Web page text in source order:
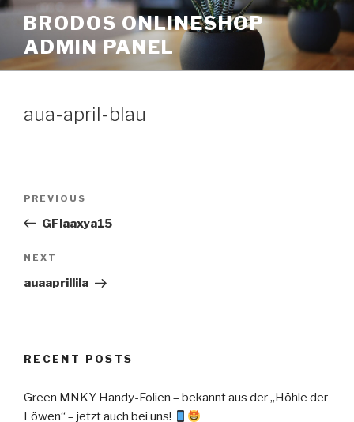
Skip
content
BRODOS ONLINESHOP
ADMIN PANEL
aua-april-blau
Previous
Post
PREVIOUS
GFlaaxya15
Next
Post
NEXT
auaaprillila
RECENT POSTS
Green MNKY Handy-Folien – bekannt aus der „Höhle der
Löwen“ – jetzt auch bei uns!